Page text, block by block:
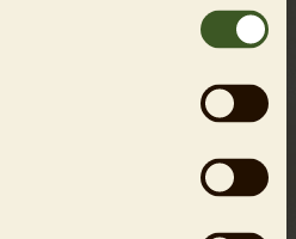
Zwergflusspferd